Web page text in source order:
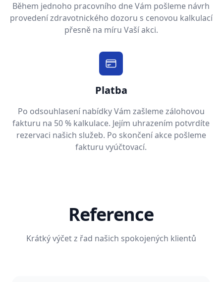
Během jednoho pracovního dne Vám pošleme návrh
provedení zdravotnického dozoru s cenovou kalkulací
přesně na míru Vaší akci.
Platba
Po odsouhlasení nabídky Vám zašleme zálohovou
fakturu na 50 % kalkulace. Jejím uhrazením potvrdíte
rezervaci našich služeb. Po skončení akce pošleme
fakturu vyúčtovací.
Reference
Krátký výčet z řad našich spokojených klientů